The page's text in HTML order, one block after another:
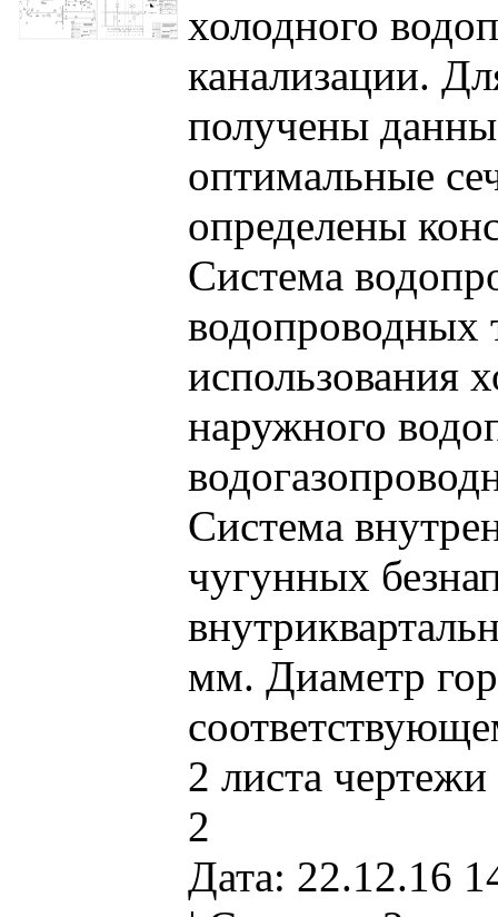
холодного
канализации.
получены
оптимальные
определены
Система
водопроводных
использования
наружного
Система
чугунных
мм. Диаметр
2 листа
2
Дата: 22.12.16